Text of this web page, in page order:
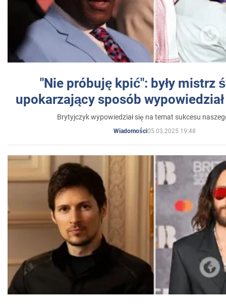
"Nie próbuję kpić": były mistrz
upokarzający sposób
Brytyjczyk wypowiedział się na temat sukcesu
Wiadomości05.03.2025 19:48